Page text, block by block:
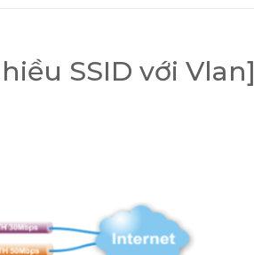
SSID với Vlan]